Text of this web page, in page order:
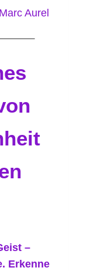
Marc Aurel
–
Erkenne